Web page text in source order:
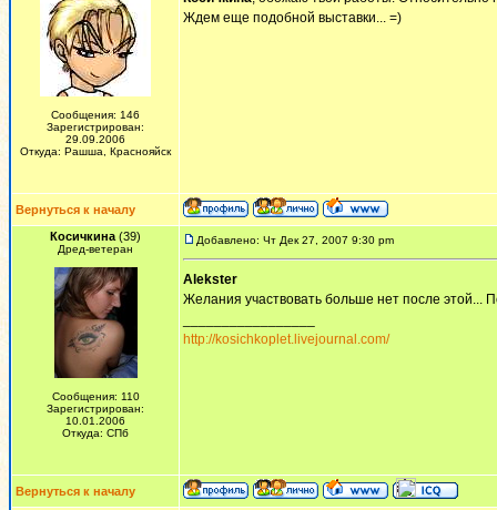
Сообщения: 146
Зарегистрирован:
29.09.2006
Откуда: Рашша, Краснояйск
Ждем еще подобной выставки... =)
Вернуться к началу
Косичкина (39)
Дред-ветеран
Сообщения: 110
Зарегистрирован:
10.01.2006
Откуда: СПб
Добавлено: Чт Дек 27, 2007 9:30 pm
Alekster
Желания участвовать больше нет после этой...
http://kosichkoplet.livejournal.com/
Вернуться к началу